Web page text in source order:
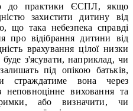
до практики ЄСПЛ, якщо
захистити дитину від
що така небезпека справді
про відібрання дитини від
врахування цілої низки
з'ясувати, наприклад, чи
під опікою батьків,
страждатиме вона через
неповноцінне виховання та
або визначити, чи